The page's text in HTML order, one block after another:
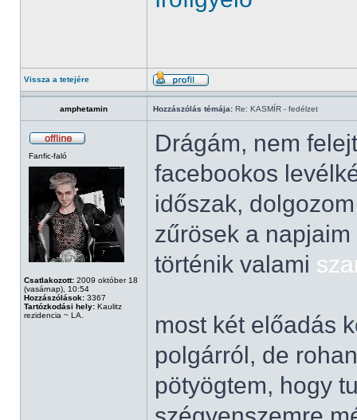
Vissza a tetejére
amphetamin Hozzászólás témája: Re: KASMÍR - fedélzet
Fanfic-faló
Csatlakozott: 2009 október 18
(vasárnap), 10:54
Hozzászólások: 3367
Tartózkodási hely: Kaulitz
rezidencia ~ LA.
Drágám, nem
facebookos
időszak,
zűrösek a
történik valami
most két előadás
polgárról, de
pötyögtem, hogy